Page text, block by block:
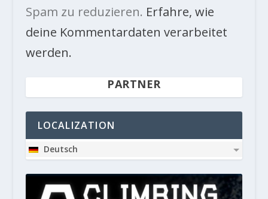
Spam zu reduzieren. Erfahre, wie
deine Kommentardaten verarbeitet
werden.
PARTNER
LOCALIZATION
Deutsch